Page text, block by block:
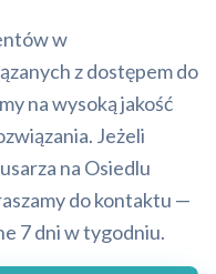
w
z dostępem do
na wysoką jakość
Jeżeli
na Osiedlu
do kontaktu —
7 dni w tygodniu.